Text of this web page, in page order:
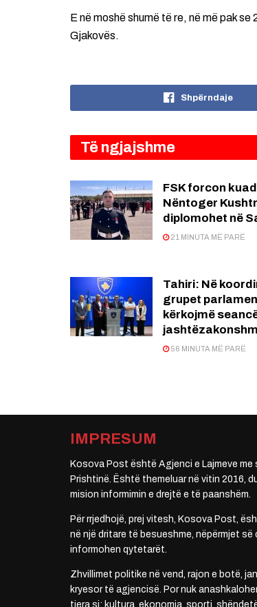
E në moshë shumë të re, në më pak
Gjakovës.
Shpërndaje
Të ngjajshme
FSK forcon
Nëntoger
diplomohet në
21 MINUTA MË PARË
Tahiri: Në
grupet
kërkojmë
56 MINUTA MË PARË
IMPRESUM
Kosova Post është Agjenci e Lajmeve me
Prishtinë. Është themeluar në vitin 2016,
mision informimin e drejtë e të paanshëm.
Për rrjedhojë, prej vitesh, Kosova Post,
në një dritare të besueshme, nëpërmjet së
informohen qytetarët.
Zhvillimet politike në vend, rajon e botë,
kryesor të agjencisë. Por nuk
tjera si: kultura, ekonomia, sporti,